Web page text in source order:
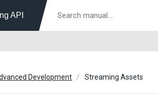
API
Development Streaming Assets